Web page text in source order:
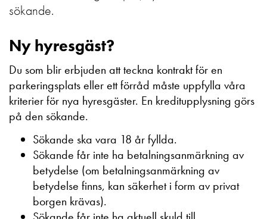
sökande.
Ny hyresgäst?
Du som blir erbjuden att teckna kontrakt för en
parkeringsplats eller ett förråd måste uppfylla våra
kriterier för nya hyresgäster. En kreditupplysning görs
på den sökande.
Sökande ska vara 18 år fyllda.
Sökande får inte ha betalningsanmärkning av
betydelse (om betalningsanmärkning av
betydelse finns, kan säkerhet i form av privat
borgen krävas).